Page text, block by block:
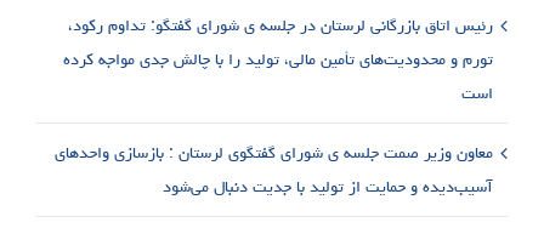
رئیس اتاق بازرگانی لرستان در جلسه ی شورای گفتگو: تداوم رکود،
تورم و محدودیت‌های تأمین مالی، تولید را با چالش جدی مواجه کرده
است
معاون وزیر صمت جلسه ی شورای گفتگوی لرستان : بازسازی واحدهای
آسیب‌دیده و حمایت از تولید با جدیت دنبال می‌شود